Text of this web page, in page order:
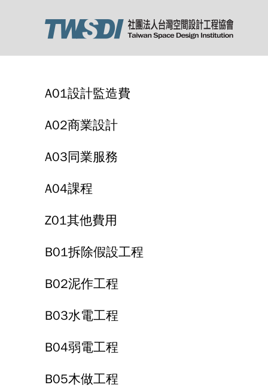
A01設計監造費
A02商業設計
A03同業服務
A04課程
Z01其他費用
B01拆除假設工程
B02泥作工程
B03水電工程
B04弱電工程
B05木做工程